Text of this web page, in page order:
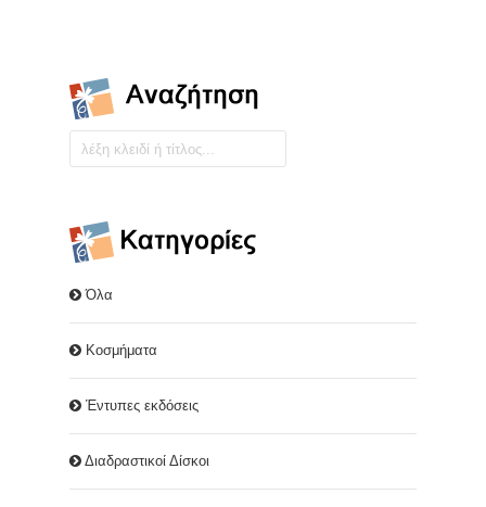
Όλα
Κοσμήματα
Έντυπες εκδόσεις
Διαδραστικοί Δίσκοι